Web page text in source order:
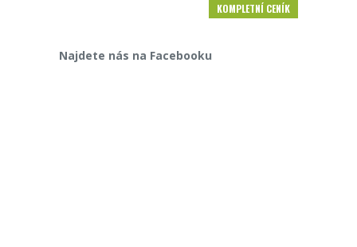
KOMPLETNÍ CENÍK
Najdete nás na Facebooku